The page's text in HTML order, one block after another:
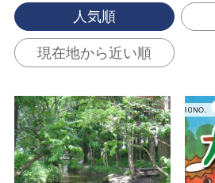
人気順
現在地から近い順
カッパ淵でカッパ釣り
体験 の詳細はこちら
カ
細